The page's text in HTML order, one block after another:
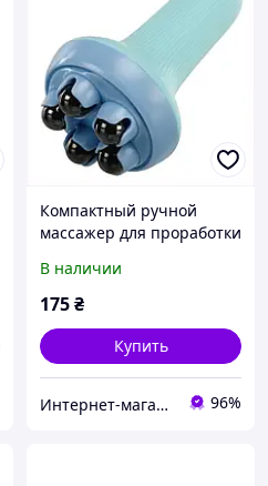
Компактный ручной
массажер для проработки
В наличии
175₴
Купить
Интернет-магазин TVOЁ 96%